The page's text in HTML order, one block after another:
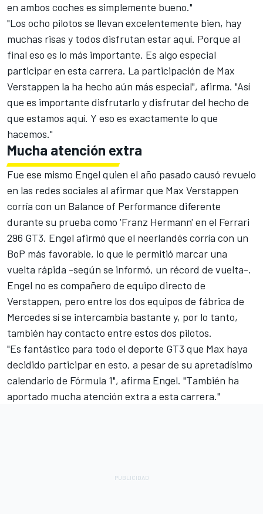
en ambos coches es simplemente bueno."
"Los ocho pilotos se llevan excelentemente bien, hay
muchas risas y todos disfrutan estar aquí. Porque al
final eso es lo más importante. Es algo especial
participar en esta carrera. La participación de Max
Verstappen la ha hecho aún más especial", afirma. "Así
que es importante disfrutarlo y disfrutar del hecho de
que estamos aquí. Y eso es exactamente lo que
hacemos."
Mucha atención extra
Fue ese mismo Engel quien el año pasado causó revuelo
en las redes sociales al afirmar que Max Verstappen
corría con un Balance of Performance diferente
durante su prueba como 'Franz Hermann' en el Ferrari
296 GT3. Engel afirmó que el neerlandés corría con un
BoP más favorable, lo que le permitió marcar una
vuelta rápida -según se informó, un récord de vuelta-.
Engel no es compañero de equipo directo de
Verstappen, pero entre los dos equipos de fábrica de
Mercedes sí se intercambia bastante y, por lo tanto,
también hay contacto entre estos dos pilotos.
"Es fantástico para todo el deporte GT3 que Max haya
decidido participar en esto, a pesar de su apretadísimo
calendario de Fórmula 1", afirma Engel. "También ha
aportado mucha atención extra a esta carrera."